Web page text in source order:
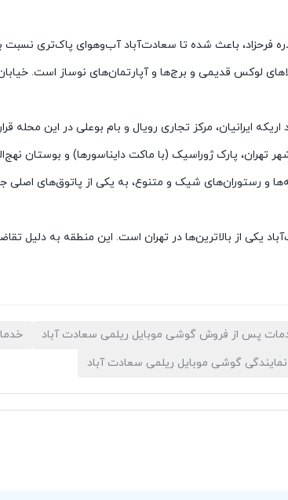
فرحزاد، باعث شده تا سعادت‌آباد آب‌وهوای پاک‌تری
لوکس قدیمی و برج‌ها و آپارتمان‌های نوساز است.
ایرانیان، مرکز تجاری رویال و بام بوعلی در این محله
تهران، پارک ژوراسیک (با ماکت دایناسورها) و بوستان
و رستوران‌های شیک و متنوع، به یکی از پاتوق‌های اصلی
یکی از بالاترین‌ها در تهران است. این منطقه به دلیل
پس از فروش گوشی موبایل ریلمی سعادت آباد
نمایندگی گوشی موبایل ریلمی سعادت آباد